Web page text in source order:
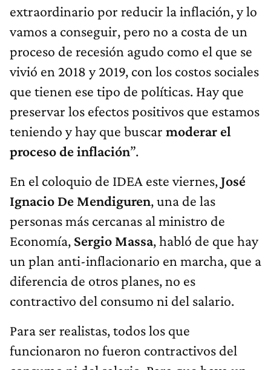
extraordinario por reducir la inflación, y lo
vamos a conseguir, pero no a costa de un
proceso de recesión agudo como el que se
vivió en 2018 y 2019, con los costos sociales
que tienen ese tipo de políticas. Hay que
preservar los efectos positivos que estamos
teniendo y hay que buscar moderar el
proceso de inflación”.
En el coloquio de IDEA este viernes,José
Ignacio De Mendiguren, una de las
personas más cercanas al ministro de
Economía, Sergio Massa, habló de que hay
un plan anti-inflacionario en marcha, que a
diferencia de otros planes, no es
contractivo del consumo ni del salario.
Para ser realistas, todos los que
funcionaron no fueron contractivos del